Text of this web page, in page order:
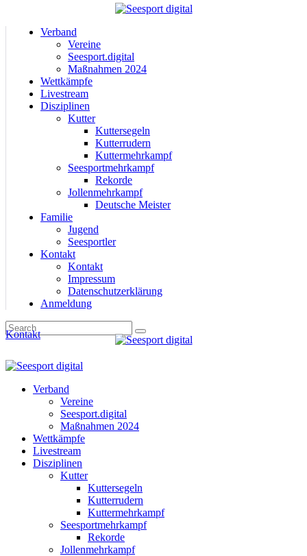
Verband
Vereine
Seesport.digital
Maßnahmen 2024
Wettkämpfe
Livestream
Disziplinen
Kutter
Kuttersegeln
Kutterrudern
Kuttermehrkampf
Seesportmehrkampf
Rekorde
Jollenmehrkampf
Deutsche Meister
Familie
Jugend
Seesportler
Kontakt
Kontakt
Impressum
Datenschutzerklärung
Anmeldung
Kontakt
Verband
Vereine
Seesport.digital
Maßnahmen 2024
Wettkämpfe
Livestream
Disziplinen
Kutter
Kuttersegeln
Kutterrudern
Kuttermehrkampf
Seesportmehrkampf
Rekorde
Jollenmehrkampf